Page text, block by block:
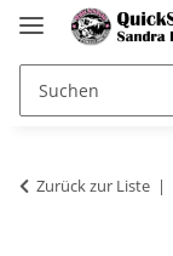
Zurück zur Liste